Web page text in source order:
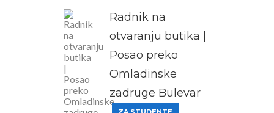
Radnik na
otvaranju butika |
Posao preko
Omladinske
zadruge Bulevar